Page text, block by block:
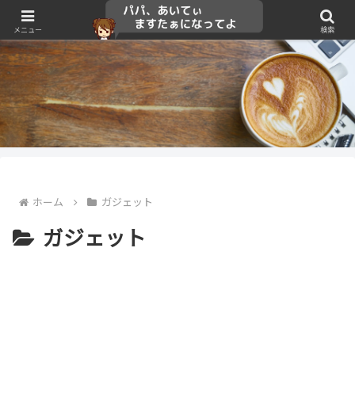
ホーム ガジェット
ガジェット
メニュー 検索